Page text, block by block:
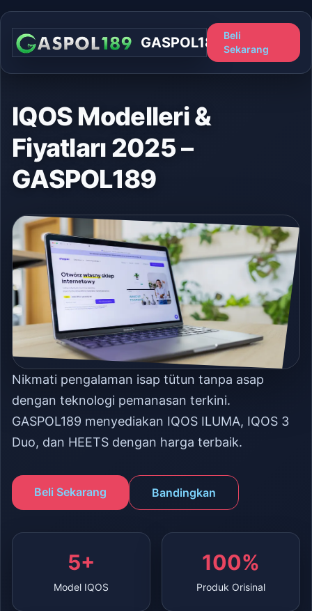
GASPOL189
Beli
Sekarang
IQOS Modelleri &
Fiyatları 2025 –
GASPOL189
Nikmati pengalaman isap tütun tanpa asap
dengan teknologi pemanasan terkini.
GASPOL189 menyediakan IQOS ILUMA, IQOS 3
Duo, dan HEETS dengan harga terbaik.
Beli Sekarang Bandingkan
5+
Model IQOS
100%
Produk Orisinal